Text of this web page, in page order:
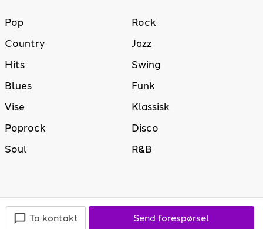
Ta kontakt Send forespørsel
Pop
Rock
Country
Jazz
Hits
Swing
Blues
Funk
Vise
Klassisk
Poprock
Disco
Soul
R&B